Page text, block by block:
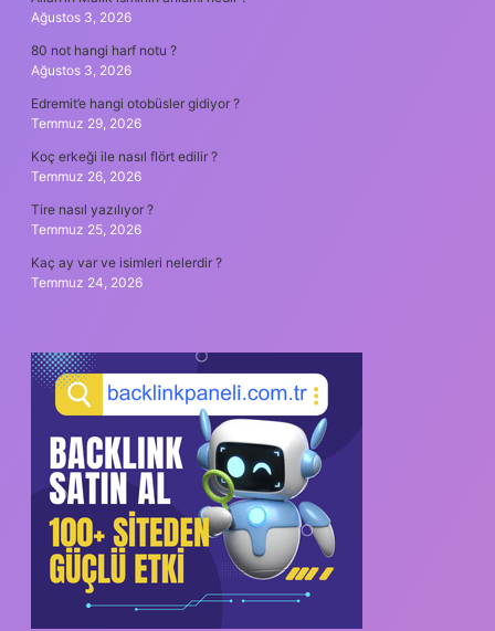
Ağustos 3, 2026
80 not hangi harf notu ?
Ağustos 3, 2026
Edremit’e hangi otobüsler gidiyor ?
Temmuz 29, 2026
Koç erkeği ile nasıl flört edilir ?
Temmuz 26, 2026
Tire nasıl yazılıyor ?
Temmuz 25, 2026
Kaç ay var ve isimleri nelerdir ?
Temmuz 24, 2026